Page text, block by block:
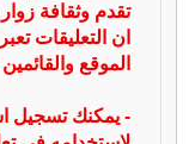
تقدم وثقافة
ان التعليقات
الموقع
- يمكنك تسجيل